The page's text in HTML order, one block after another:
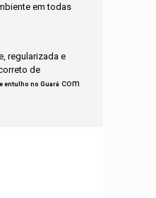
em todas
regularizada e
de
entulho no Guará com